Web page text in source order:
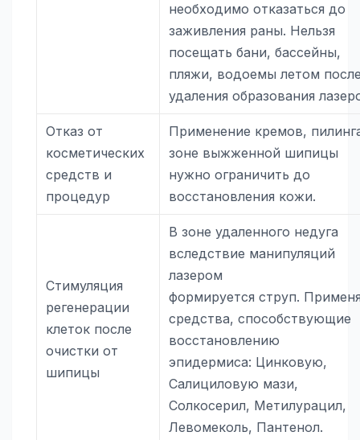
необходимо отказаться до
заживления раны. Нельзя
посещать бани, бассейны,
пляжи, водоемы летом
удаления образования
Отказ от
косметических
средств и
процедур
Применение кремов,
зоне выжженной шипицы
нужно ограничить до
восстановления кожи.
Стимуляция
регенерации
клеток после
очистки от
шипицы
В зоне удаленного недуга
вследствие манипуляций
лазером
формируется струп.
средства, способствующие
восстановлению
эпидермиса: Цинковую,
Салициловую мази,
Солкосерил, Метилурацил,
Левомеколь, Пантенол.